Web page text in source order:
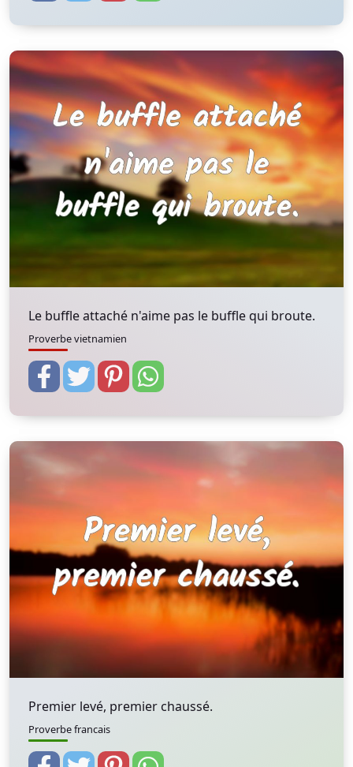
Le buffle attaché n'aime pas le buffle qui broute.
Proverbe vietnamien
Premier levé, premier chaussé.
Proverbe francais